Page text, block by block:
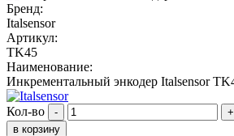
Бренд:
Italsensor
Артикул:
TK45
Наименование:
Инкрементальный энкодер Italsensor
Кол-во -
+
в корзину